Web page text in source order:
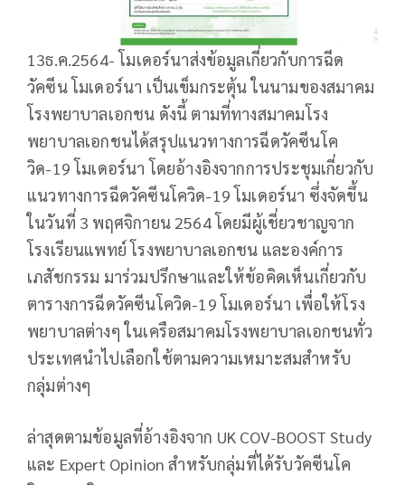
13ธ.ค.2564- โมเดอร์นาส่งข้อมูลเกี่ยวกับการฉีด
วัคซีน โมเดอร์นา เป็นเข็มกระตุ้น ในนามของสมาคม
โรงพยาบาลเอกชน ดังนี้ ตามที่ทางสมาคมโรง
พยาบาลเอกชนได้สรุปแนวทางการฉีดวัคซีนโค
วิด-19 โมเดอร์นา โดยอ้างอิงจากการประชุมเกี่ยวกับ
แนวทางการฉีดวัคซีนโควิด-19 โมเดอร์นา ซึ่งจัดขึ้น
ในวันที่ 3 พฤศจิกายน 2564 โดยมีผู้เชี่ยวชาญจาก
โรงเรียนแพทย์ โรงพยาบาลเอกชน และองค์การ
เภสัชกรรม มาร่วมปรึกษาและให้ข้อคิดเห็นเกี่ยวกับ
ตารางการฉีดวัคซีนโควิด-19 โมเดอร์นา เพื่อให้โรง
พยาบาลต่างๆ ในเครือสมาคมโรงพยาบาลเอกชนทั่ว
ประเทศนำไปเลือกใช้ตามความเหมาะสมสำหรับ
กลุ่มต่างๆ
ล่าสุดตามข้อมูลที่อ้างอิงจาก UK COV-BOOST Study
และ Expert Opinion สำหรับกลุ่มที่ได้รับวัคซีนโค